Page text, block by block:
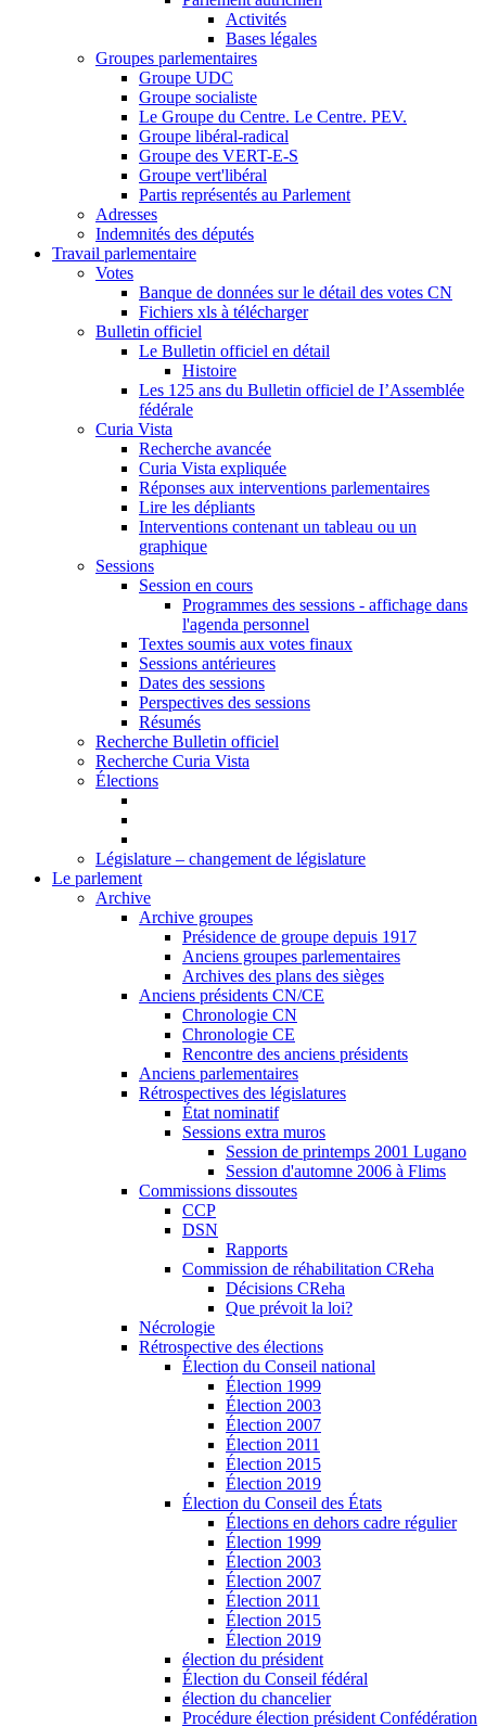
Activités
Bases légales
Groupes parlementaires
Groupe UDC
Groupe socialiste
Le Groupe du Centre. Le Centre. PEV.
Groupe libéral-radical
Groupe des VERT-E-S
Groupe vert'libéral
Partis représentés au Parlement
Adresses
Indemnités des députés
Travail parlementaire
Votes
Banque de données sur le détail des votes CN
Fichiers xls à télécharger
Bulletin officiel
Le Bulletin officiel en détail
Histoire
Les 125 ans du Bulletin officiel de I’Assemblée
fédérale
Curia Vista
Recherche avancée
Curia Vista expliquée
Réponses aux interventions parlementaires
Lire les dépliants
Interventions contenant un tableau ou un
graphique
Sessions
Session en cours
Programmes des sessions - affichage dans
l'agenda personnel
Textes soumis aux votes finaux
Sessions antérieures
Dates des sessions
Perspectives des sessions
Résumés
Recherche Bulletin officiel
Recherche Curia Vista
Élections
Législature – changement de législature
Le parlement
Archive
Archive groupes
Présidence de groupe depuis 1917
Anciens groupes parlementaires
Archives des plans des sièges
Anciens présidents CN/CE
Chronologie CN
Chronologie CE
Rencontre des anciens présidents
Anciens parlementaires
Rétrospectives des législatures
État nominatif
Sessions extra muros
Session de printemps 2001 Lugano
Session d'automne 2006 à Flims
Commissions dissoutes
CCP
DSN
Rapports
Commission de réhabilitation CReha
Décisions CReha
Que prévoit la loi?
Nécrologie
Rétrospective des élections
Élection du Conseil national
Élection 1999
Élection 2003
Élection 2007
Élection 2011
Élection 2015
Élection 2019
Élection du Conseil des États
Élections en dehors cadre régulier
Élection 1999
Élection 2003
Élection 2007
Élection 2011
Élection 2015
Élection 2019
élection du président
Élection du Conseil fédéral
élection du chancelier
Procédure élection président Confédération